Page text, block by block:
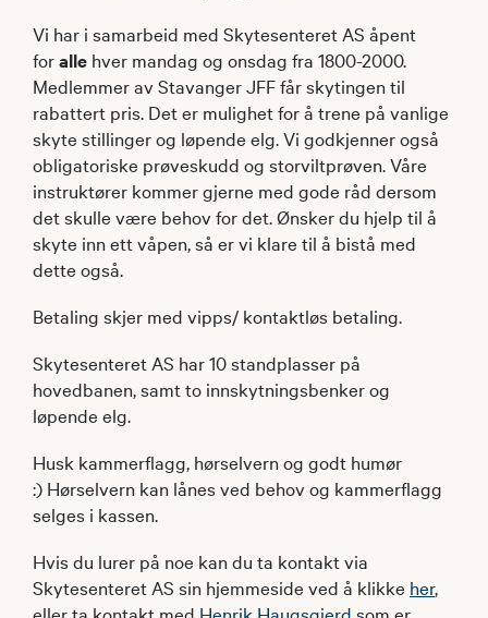
Vi har i samarbeid med Skytesenteret AS åpent
foralle hver mandag og onsdag fra 1800-2000.
Medlemmer av Stavanger JFF får skytingen til
rabattert pris. Det er mulighet for å trene på vanlige
skyte stillinger og løpende elg. Vi godkjenner også
obligatoriske prøveskudd og storviltprøven. Våre
instruktører kommer gjerne med gode råd dersom
det skulle være behov for det. Ønsker du hjelp til å
skyte inn ett våpen, så er vi klare til å bistå med
dette også.
Betaling skjer med vipps/ kontaktløs betaling.
Skytesenteret AS har 10 standplasser på
hovedbanen, samt to innskytningsbenker og
løpende elg.
Husk kammerflagg, hørselvern og godt humør
:) Hørselvern kan lånes ved behov og kammerflagg
selges i kassen.
Hvis du lurer på noe kan du ta kontakt via
Skytesenteret AS sin hjemmeside ved å klikke her,
eller ta kontakt med Henrik Haugsgjerd som er